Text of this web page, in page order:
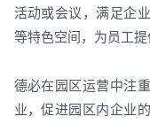
活动或会议，满足企
等特色空间，为员工提
德必在园区运营中注
业，促进园区内企业